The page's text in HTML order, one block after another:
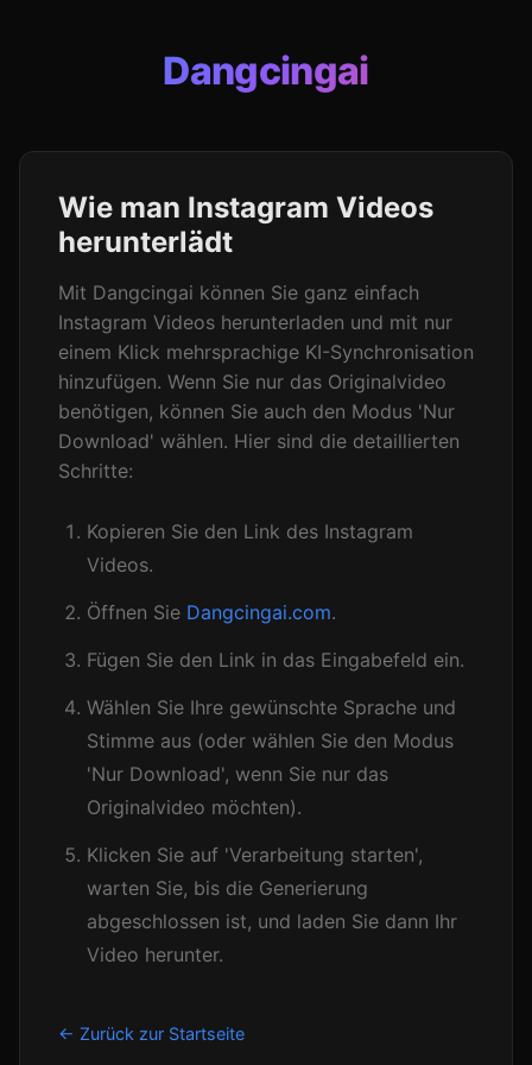
Dangcingai
Wie man Instagram Videos
herunterlädt
Mit Dangcingai können Sie ganz einfach
Instagram Videos herunterladen und mit nur
einem Klick mehrsprachige KI-Synchronisation
hinzufügen. Wenn Sie nur das Originalvideo
benötigen, können Sie auch den Modus 'Nur
Download' wählen. Hier sind die detaillierten
Schritte:
Kopieren Sie den Link des Instagram
Videos.
Öffnen Sie Dangcingai.com.
Fügen Sie den Link in das Eingabefeld ein.
Wählen Sie Ihre gewünschte Sprache und
Stimme aus (oder wählen Sie den Modus
'Nur Download', wenn Sie nur das
Originalvideo möchten).
Klicken Sie auf 'Verarbeitung starten',
warten Sie, bis die Generierung
abgeschlossen ist, und laden Sie dann Ihr
Video herunter.
← Zurück zur Startseite